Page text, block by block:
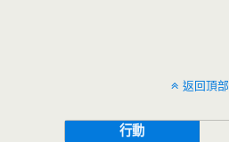
返回頂部
行動